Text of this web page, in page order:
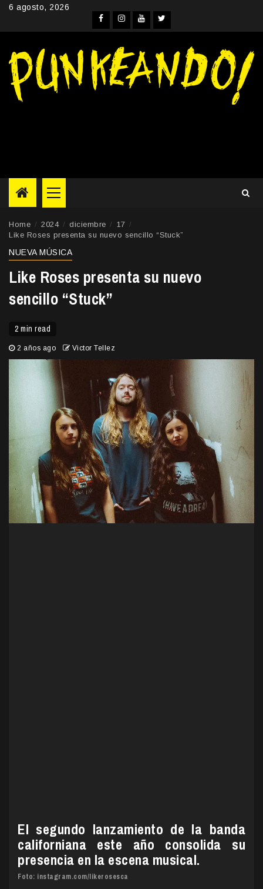
Skip6 agosto, 2026
Facebook
Instagram
YouTube
Twitter
Primary
Menu
Home 2024 diciembre
17
Like Roses presenta su nuevo sencillo “Stuck”
NUEVA MÚSICA
Like Roses presenta su nuevo
sencillo “Stuck”
2 min read
2 años ago Victor Tellez
El segundo lanzamiento de la banda
californiana este año consolida su
presencia en la escena musical.
Foto: instagram.com/likerosesca